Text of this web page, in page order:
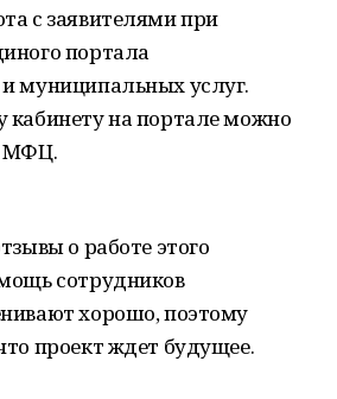
с заявителями при
портала
муниципальных услуг.
кабинету на портале можно
МФЦ.
о работе этого
сотрудников
хорошо, поэтому
проект ждет будущее.